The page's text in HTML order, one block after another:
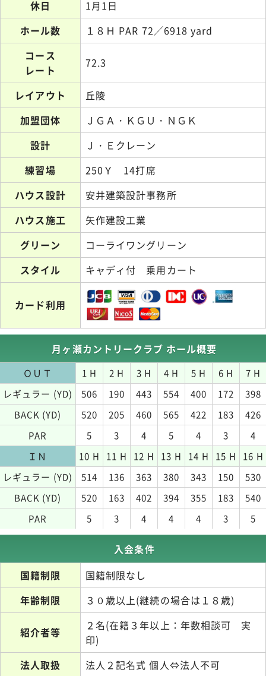
休日
1月1日
ホール数
１８Ｈ PAR 72／6918 yard
コース
レート
72.3
レイアウト
丘陵
加盟団体
ＪＧＡ・ＫＧＵ・ＮＧＫ
設計
Ｊ・Ｅクレーン
練習場
250Ｙ 14打席
ハウス設計
安井建築設計事務所
ハウス施工
矢作建設工業
グリーン
コーライワングリーン
スタイル
キャディ付 乗用カート
カード利用
月ヶ瀬カントリークラブ ホール概要
ＯＵＴ 1 H 2 H 3 H 4 H 5 H 6 H
7 H
レギュラー (YD)
506 190 443 554 400 172
398
BACK (YD)
520 205 460 565 422 183
426
PAR
5 3 4 5 4 3
4
ＩＮ
10 H 11 H 12 H 13 H 14 H 15 H
16 H
レギュラー (YD)
514 136 363 380 343 150
530
BACK (YD)
520 163 402 394 355 183
540
PAR
5 3 4 4 4 3 5
入会条件
国籍制限
国籍制限なし
年齢制限
３０歳以上(継続の場合は１８歳)
紹介者等
２名(在籍３年以上：年数相談可 実
印)
法人取扱
法人２記名式 個人⇔法人不可